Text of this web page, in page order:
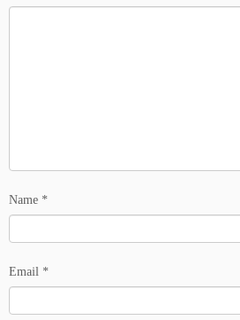
Name *
Email *